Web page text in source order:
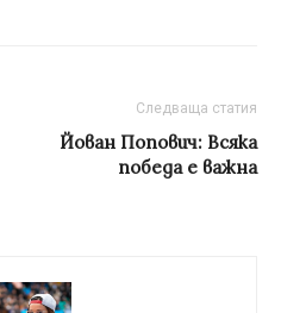
Следваща статия
Йован Попович: Всяка
победа е важна